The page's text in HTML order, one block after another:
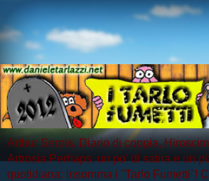
Arthur Serpis, Diario di coppia,
Artrosia Perhaps, un po' di satira e un
quotidiana: insomma i "Tarlo Fumetti"!